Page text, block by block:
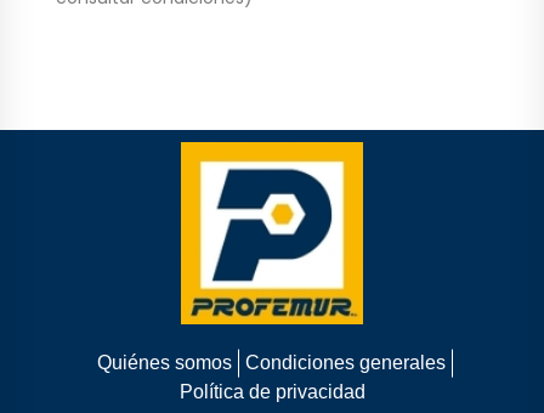
Quiénes somos
Condiciones generales
Política de privacidad